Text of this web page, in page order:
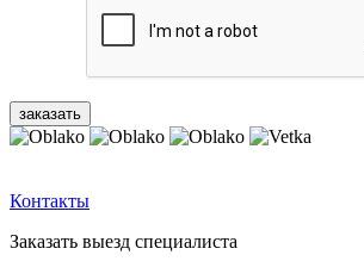
Контакты
Заказать выезд специалиста